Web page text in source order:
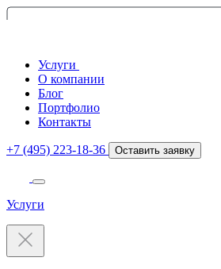
Услуги
О компании
Блог
Портфолио
Контакты
+7 (495) 223-18-36 Оставить заявку
Услуги